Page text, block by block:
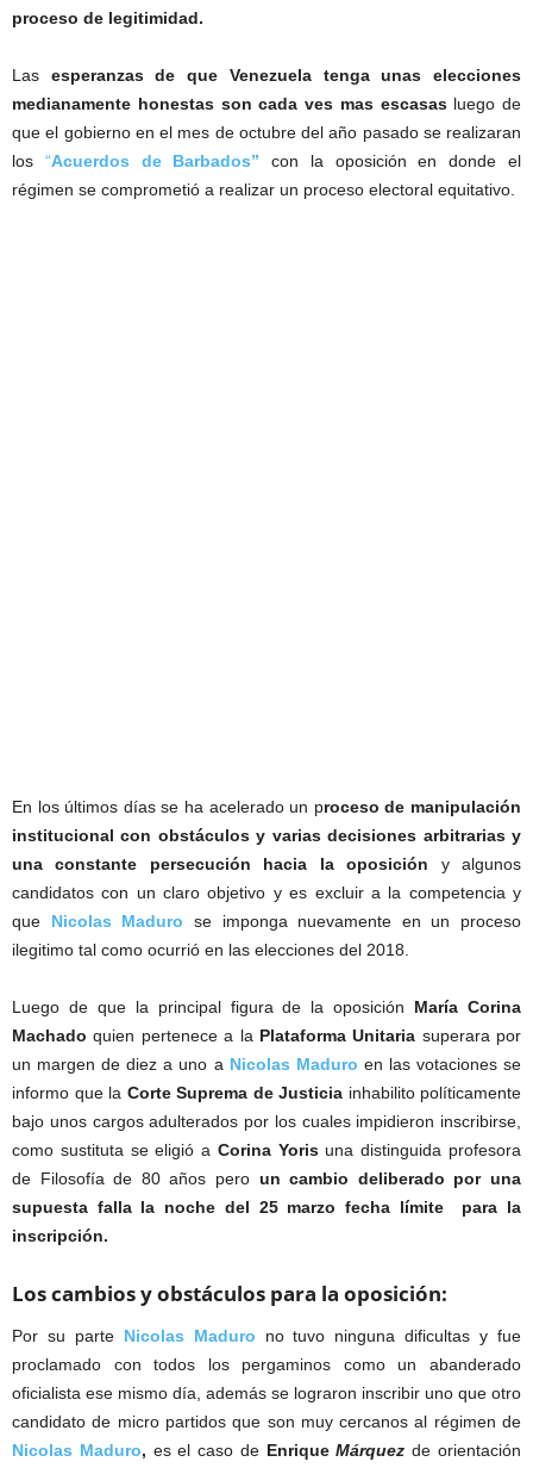
proceso de legitimidad.
Las esperanzas de que Venezuela tenga unas elecciones
medianamente honestas son cada ves mas escasasluego de
que el gobierno en el mes de octubre del año pasado se realizaran
los “Acuerdos de Barbados” con la oposición en donde el
régimen se comprometió a realizar un proceso electoral equitativo.
En los últimos días se ha acelerado un proceso de manipulación
institucional con obstáculos y varias decisiones arbitrarias y
una constante persecución hacia la oposición y algunos
candidatos con un claro objetivo y es excluir a la competencia y
que Nicolas Maduro se imponga nuevamente en un proceso
ilegitimo tal como ocurrió en las elecciones del 2018.
Luego de que la principal figura de la oposición María Corina
Machado quien pertenece a la Plataforma Unitaria superara por
un margen de diez a uno a Nicolas Maduro en las votaciones se
informo que la Corte Suprema de Justicia inhabilito políticamente
bajo unos cargos adulterados por los cuales impidieron inscribirse,
como sustituta se eligió a Corina Yorisuna distinguida profesora
de Filosofía de 80 años pero un cambio deliberado por una
supuesta falla la noche del 25 marzo fecha límite para la
inscripción.
Los cambios y obstáculos para la oposición:
Por su parteNicolas Maduro no tuvo ninguna dificultas y fue
proclamado con todos los pergaminos como un abanderado
oficialista ese mismo día, además se lograron inscribir uno que otro
candidato de micro partidos que son muy cercanos al régimen de
Nicolas Maduro, es el caso de EnriqueMárquez de orientación